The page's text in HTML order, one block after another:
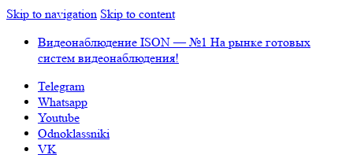
Skip to navigation Skip to content
Видеонаблюдение ISON — №1 На рынке готовых
систем видеонаблюдения!
Telegram
Whatsapp
Youtube
Odnoklassniki
VK